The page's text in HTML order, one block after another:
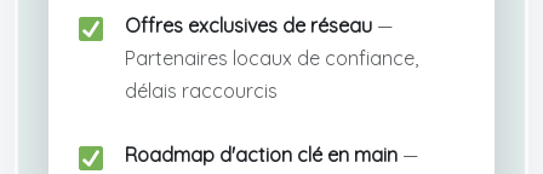
Offres exclusives de réseau —
Partenaires locaux de confiance,
délais raccourcis
Roadmap d'action clé en main —